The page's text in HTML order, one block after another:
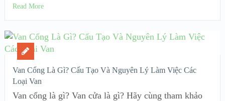
Read More
Van Cổng Là Gì? Cấu Tạo Và Nguyên Lý Làm Việc Các
Loại Van
Van cổng là gì? Van cửa là gì? Hãy cùng tham khảo